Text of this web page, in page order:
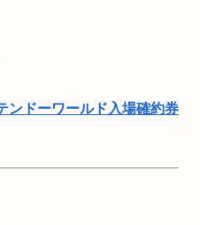
ンドーワールド入場確約券